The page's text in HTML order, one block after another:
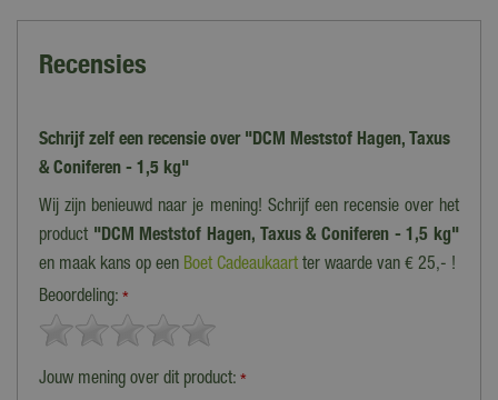
Recensies
Schrijf zelf een recensie over "DCM Meststof Hagen, Taxus
& Coniferen - 1,5 kg"
Wij zijn benieuwd naar je mening! Schrijf een recensie over het
product "DCM Meststof Hagen, Taxus & Coniferen - 1,5 kg"
en maak kans op een Boet Cadeaukaart ter waarde van € 25,- !
Beoordeling: *
Jouw mening over dit product: *